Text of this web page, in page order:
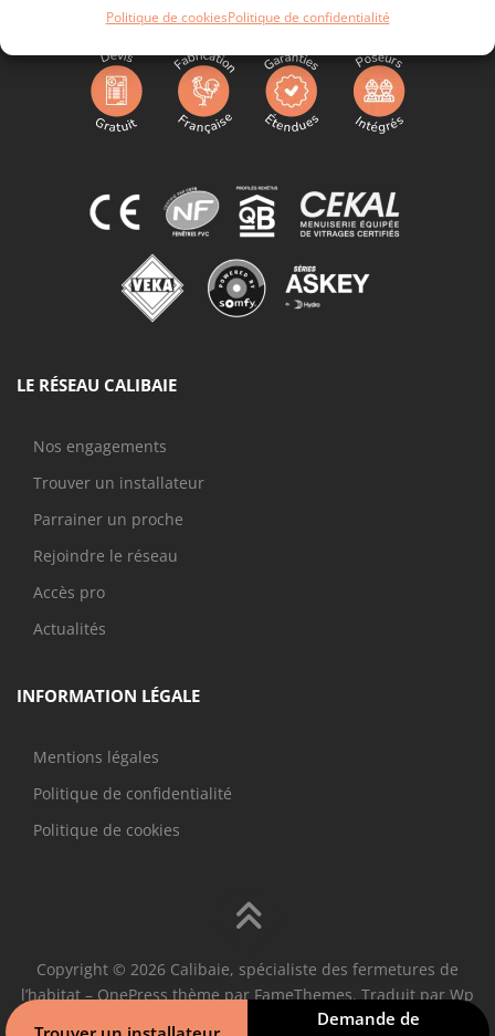
Politique de cookiesPolitique de confidentialité
LE RÉSEAU CALIBAIE
Nos engagements
Trouver un installateur
Parrainer un proche
Rejoindre le réseau
Accès pro
Actualités
INFORMATION LÉGALE
Mentions légales
Politique de confidentialité
Politique de cookies
Copyright © 2026 Calibaie, spécialiste des fermetures de
l’habitat – OnePress thème par FameThemes. Traduit par Wp
Demande de